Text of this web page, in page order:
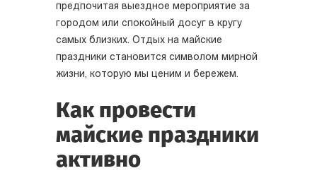
предпочитая выездное мероприятие за
городом или спокойный досуг в кругу
самых близких. Отдых на майские
праздники становится символом мирной
жизни, которую мы ценим и бережем.
Как провести
майские праздники
активно